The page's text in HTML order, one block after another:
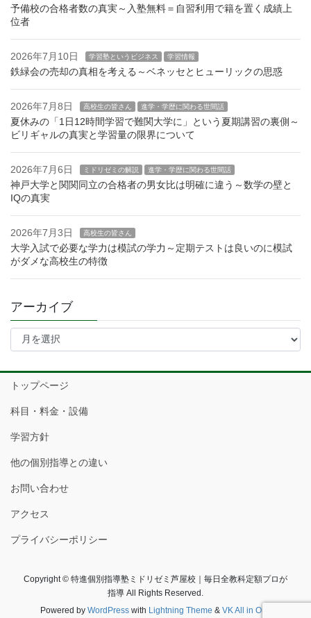
予備校の合格者数の真実～入塾無料＝自習利用で籍を置く成績上
位者
2026年7月10日 学習塾というビジネス 学習情報
鉄緑会の売却の真相を考える～ベネッセとヒューリックの思惑
2026年7月8日 高校生の皆さん 進学・学歴に関わる世間話
夏休みの「1日12時間学習で難関大学に」という夏期講習の裏側～
ビリギャルの真実と学習量の限界について
2026年7月6日 ミドリゼミの解説 進学・学歴に関わる世間話
神戸大学と関関同立の合格者の男女比は明確に違う～数学の壁と
IQの真実
2026年7月3日 高校生の皆さん
大学入試で必要な学力は模試の学力～定期テストは良いのに模試
がダメな高校生の特徴
アーカイブ
ア
イ
ブ
トップページ
科目・料金・設備
学習方針
他の個別指導との違い
お問い合わせ
アクセス
プライバシーポリシー
Copyright © 特進個別指導塾ミドリゼミ芦屋校｜毎日全教科定額プロが
指導 All Rights Reserved.
Powered by WordPresswith Lightning Theme & VK All in One